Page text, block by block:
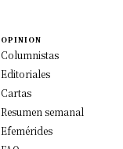
OPINION
Columnistas
Editoriales
Cartas
Resumen semanal
Efemérides